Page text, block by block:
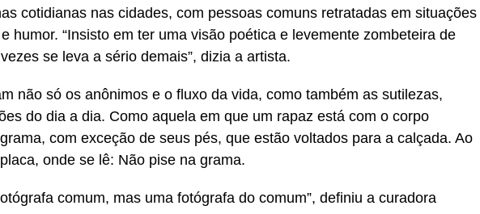
cotidianas nas cidades, com pessoas comuns retratadas em situações
humor. “Insisto em ter uma visão poética e levemente zombeteira de
se leva a sério demais”, dizia a artista.
não só os anônimos e o fluxo da vida, como também as sutilezas,
do dia a dia. Como aquela em que um rapaz está com o corpo
com exceção de seus pés, que estão voltados para a calçada. Ao
onde se lê: Não pise na grama.
comum, mas uma fotógrafa do comum”, definiu a curadora